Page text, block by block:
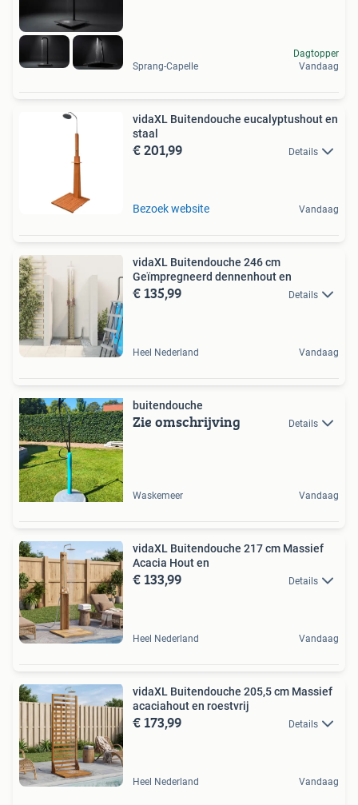
Sprang-Capelle
Dagtopper
Vandaag
vidaXL Buitendouche eucalyptushout en
staal
€ 201,99 Details
Bezoek website Vandaag
vidaXL Buitendouche 246 cm
Geïmpregneerd dennenhout en
€ 135,99 Details
Heel Nederland Vandaag
buitendouche
Zie omschrijving Details
Waskemeer Vandaag
vidaXL Buitendouche 217 cm Massief
Acacia Hout en
€ 133,99 Details
Heel Nederland Vandaag
vidaXL Buitendouche 205,5 cm Massief
acaciahout en roestvrij
€ 173,99 Details
Heel Nederland Vandaag